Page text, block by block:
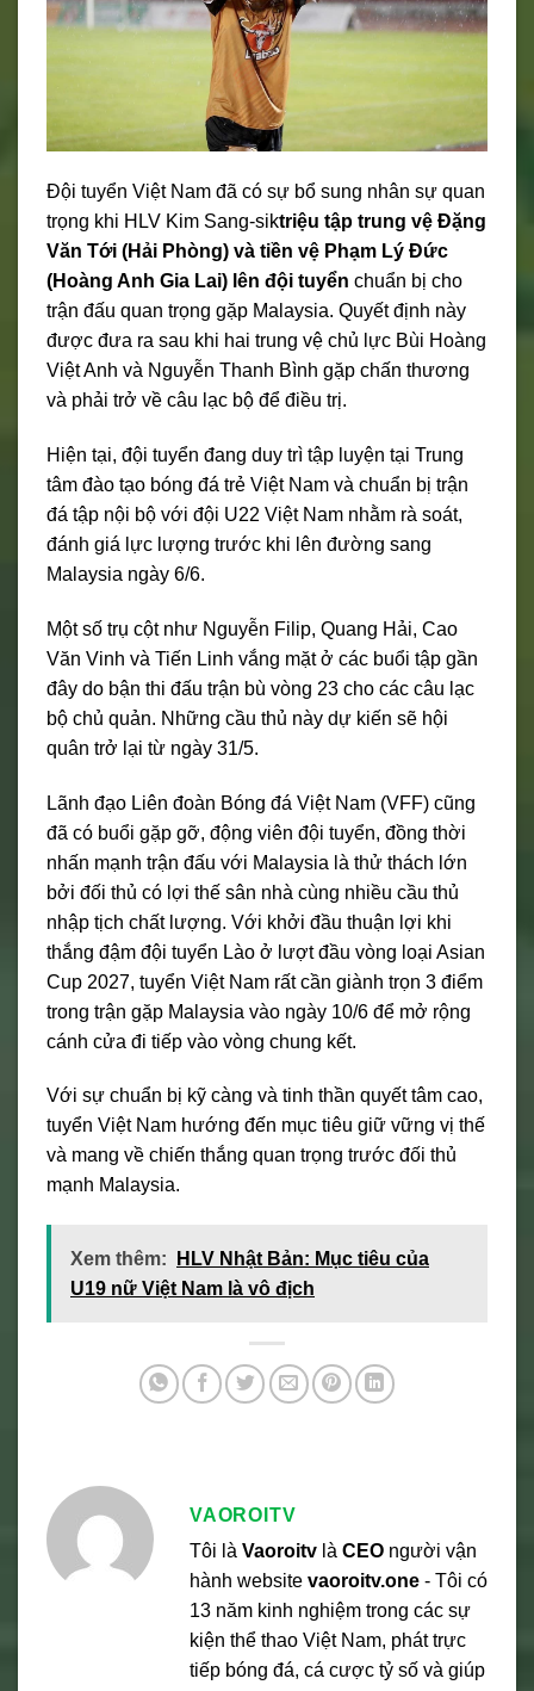
Đội tuyển Việt Nam đã có sự bổ sung nhân sự quan
trọng khi HLV Kim Sang-siktriệu tập trung vệ Đặng
Văn Tới (Hải Phòng) và tiền vệ Phạm Lý Đức
(Hoàng Anh Gia Lai) lên đội tuyển chuẩn bị cho
trận đấu quan trọng gặp Malaysia. Quyết định này
được đưa ra sau khi hai trung vệ chủ lực Bùi Hoàng
Việt Anh và Nguyễn Thanh Bình gặp chấn thương
và phải trở về câu lạc bộ để điều trị.
Hiện tại, đội tuyển đang duy trì tập luyện tại Trung
tâm đào tạo bóng đá trẻ Việt Nam và chuẩn bị trận
đá tập nội bộ với đội U22 Việt Nam nhằm rà soát,
đánh giá lực lượng trước khi lên đường sang
Malaysia ngày 6/6.
Một số trụ cột như Nguyễn Filip, Quang Hải, Cao
Văn Vinh và Tiến Linh vắng mặt ở các buổi tập gần
đây do bận thi đấu trận bù vòng 23 cho các câu lạc
bộ chủ quản. Những cầu thủ này dự kiến sẽ hội
quân trở lại từ ngày 31/5.
Lãnh đạo Liên đoàn Bóng đá Việt Nam (VFF) cũng
đã có buổi gặp gỡ, động viên đội tuyển, đồng thời
nhấn mạnh trận đấu với Malaysia là thử thách lớn
bởi đối thủ có lợi thế sân nhà cùng nhiều cầu thủ
nhập tịch chất lượng. Với khởi đầu thuận lợi khi
thắng đậm đội tuyển Lào ở lượt đầu vòng loại Asian
Cup 2027, tuyển Việt Nam rất cần giành trọn 3 điểm
trong trận gặp Malaysia vào ngày 10/6 để mở rộng
cánh cửa đi tiếp vào vòng chung kết.
Với sự chuẩn bị kỹ càng và tinh thần quyết tâm cao,
tuyển Việt Nam hướng đến mục tiêu giữ vững vị thế
và mang về chiến thắng quan trọng trước đối thủ
mạnh Malaysia.
Xem thêm:
HLV Nhật Bản: Mục tiêu của
U19 nữ Việt Nam là vô địch
VAOROITV
Tôi là Vaoroitv là CEO người vận
hành website vaoroitv.one - Tôi có
13 năm kinh nghiệm trong các sự
kiện thể thao Việt Nam, phát trực
tiếp bóng đá, cá cược tỷ số và giúp